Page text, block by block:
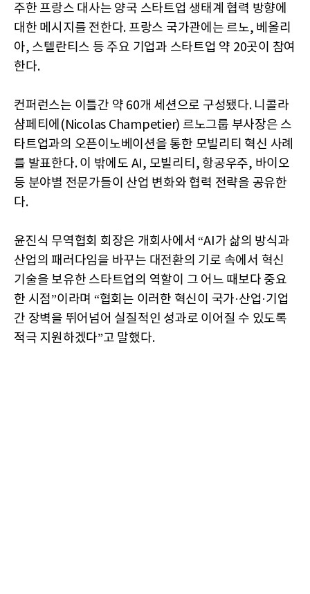
주한 프랑스 대사는 양국 스타트업 생태계 협력 방향에
대한 메시지를 전한다. 프랑스 국가관에는 르노, 베올리
아, 스텔란티스 등 주요 기업과 스타트업 약 20곳이 참여
한다.
컨퍼런스는 이틀간 약 60개 세션으로 구성됐다. 니콜라
샴페티에(Nicolas Champetier) 르노그룹 부사장은 스
타트업과의 오픈이노베이션을 통한 모빌리티 혁신 사례
를 발표한다. 이 밖에도 AI, 모빌리티, 항공우주, 바이오
등 분야별 전문가들이 산업 변화와 협력 전략을 공유한
다.
윤진식 무역협회 회장은 개회사에서 “AI가 삶의 방식과
산업의 패러다임을 바꾸는 대전환의 기로 속에서 혁신
기술을 보유한 스타트업의 역할이 그 어느 때보다 중요
한 시점”이라며 “협회는 이러한 혁신이 국가·산업·기업
간 장벽을 뛰어넘어 실질적인 성과로 이어질 수 있도록
적극 지원하겠다”고 말했다.